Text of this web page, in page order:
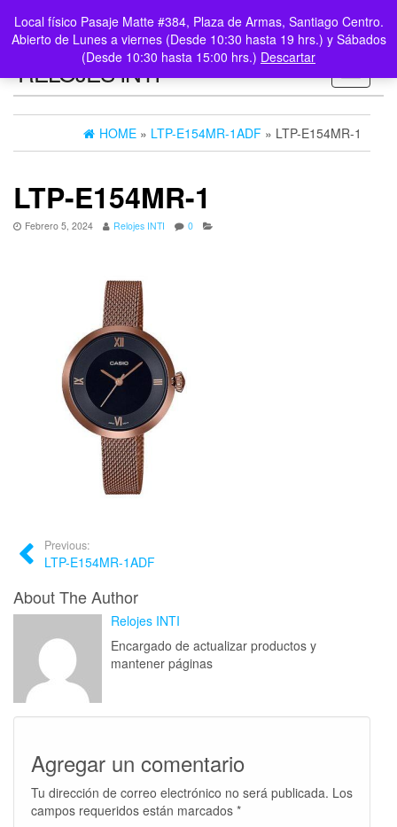
Local físico Pasaje Matte #384, Plaza de Armas, Santiago Centro.
Abierto de Lunes a viernes (Desde 10:30 hasta 19 hrs.) y Sábados
(Desde 10:30 hasta 15:00 hrs.) Descartar
LOGIN /
REGISTER
0
$0
Toggle
RELOJES INTI
HOME » LTP-E154MR-1ADF » LTP-E154MR-1
LTP-E154MR-1
Febrero 5, 2024 Relojes INTI 0
Previous:
LTP-E154MR-1ADF
About The Author
Relojes INTI
Encargado de actualizar productos y
mantener páginas
Agregar un comentario
Tu dirección de correo electrónico no será publicada. Los
campos requeridos están marcados *